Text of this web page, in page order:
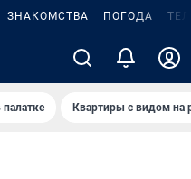
ЗНАКОМСТВА ПОГОДА
Квартиры с видом на